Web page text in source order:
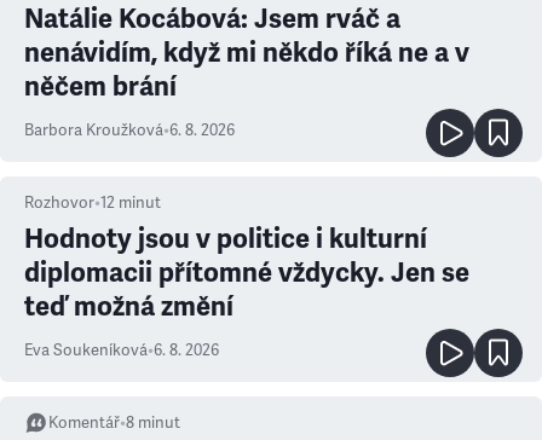
Natálie Kocábová: Jsem rváč a
nenávidím, když mi někdo říká ne a v
něčem brání
Barbora Kroužková•6. 8. 2026
Rozhovor•12 minut
Hodnoty jsou v politice i kulturní
diplomacii přítomné vždycky. Jen se
teď možná změní
Eva Soukeníková•6. 8. 2026
Komentář•8 minut